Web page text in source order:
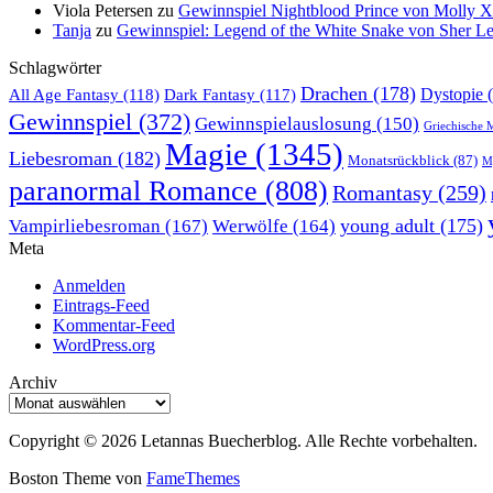
Viola Petersen zu Gewinnspiel Nightblood Prince von Molly
Tanja zu Gewinnspiel: Legend of the White Snake von Sher
Schlagwörter
All Age Fantasy (118) Dark Fantasy (117) Drachen (178) Dystopie
Gewinnspiel (372) Gewinnspielauslosung (150) Griechische
Liebesroman (182) Magie (1345) Monatsrückblick (87)
paranormal Romance (808) Romantasy (259)
Vampirliebesroman (167) Werwölfe (164) young adult (175)
Meta
Anmelden
Eintrags-Feed
Kommentar-Feed
WordPress.org
Archiv
Archiv
Copyright © 2026 Letannas Buecherblog. Alle Rechte vorbehalten.
Boston Theme von FameThemes